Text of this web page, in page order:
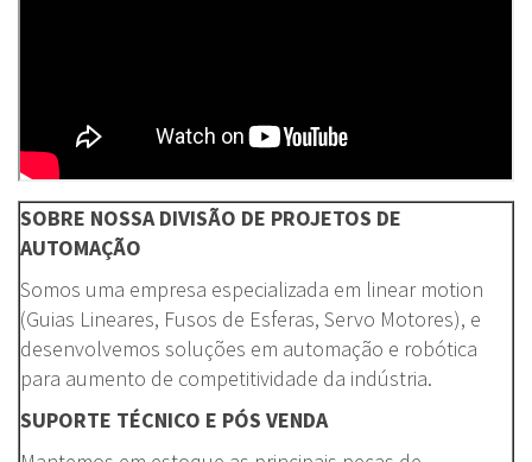
SOBRE NOSSA DIVISÃO DE PROJETOS DE
AUTOMAÇÃO
Somos uma empresa especializada em linear motion
(Guias Lineares, Fusos de Esferas, Servo Motores), e
desenvolvemos soluções em automação e robótica
para aumento de competitividade da indústria.
SUPORTE TÉCNICO E PÓS VENDA